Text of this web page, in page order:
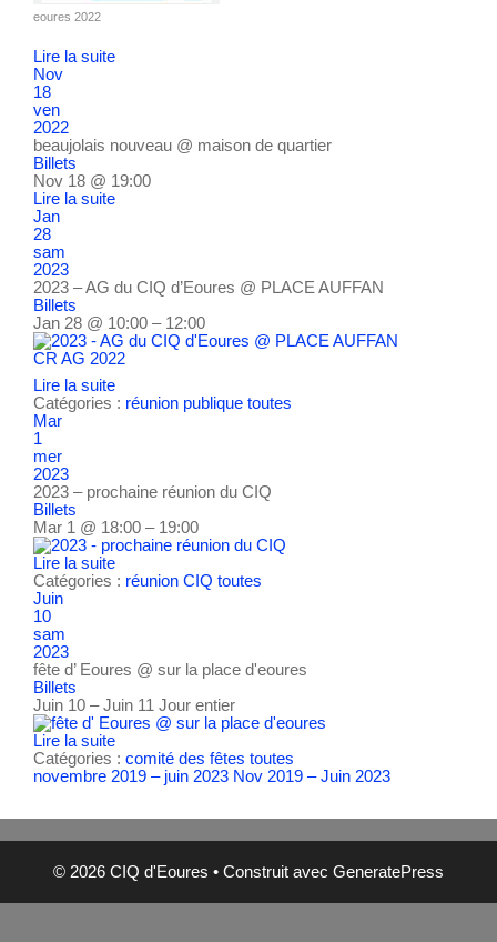
eoures 2022
Lire la suite
Nov
18
ven
2022
beaujolais nouveau @ maison de quartier
Billets
Nov 18 @ 19:00
Lire la suite
Jan
28
sam
2023
2023 – AG du CIQ d’Eoures @ PLACE AUFFAN
Billets
Jan 28 @ 10:00 – 12:00
CR AG 2022
Lire la suite
Catégories : réunion publique toutes
Mar
1
mer
2023
2023 – prochaine réunion du CIQ
Billets
Mar 1 @ 18:00 – 19:00
Lire la suite
Catégories : réunion CIQ toutes
Juin
10
sam
2023
fête d’ Eoures @ sur la place d'eoures
Billets
Juin 10 – Juin 11 Jour entier
Lire la suite
Catégories : comité des fêtes toutes
novembre 2019 – juin 2023 Nov 2019 – Juin 2023
© 2026 CIQ d'Eoures • Construit avec GeneratePress